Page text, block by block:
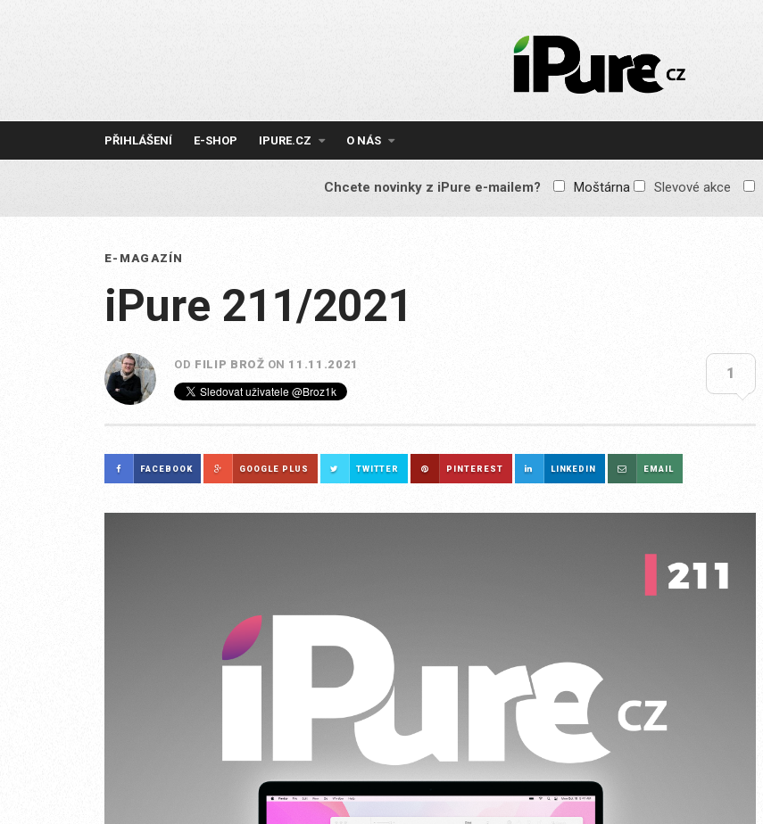
IPURE.CZ
Prémiový Apple e-
reklamy, žádné
obsah pro všechny
PŘIHLÁŠENÍ E-SHOP IPURE.CZ O NÁS
Chcete novinky z iPure e-mailem? Moštárna Slevové akce
E-MAGAZÍN
iPure 211/2021
OD FILIP BROŽ ON 11.11.2021
1
FACEBOOK GOOGLE PLUS TWITTER PINTEREST LINKEDIN EMAIL